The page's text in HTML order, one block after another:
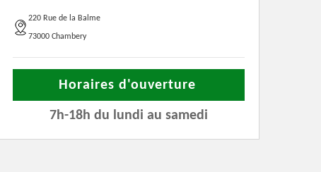
220 Rue de la Balme
73000 Chambery
Horaires d'ouverture
7h-18h du lundi au samedi